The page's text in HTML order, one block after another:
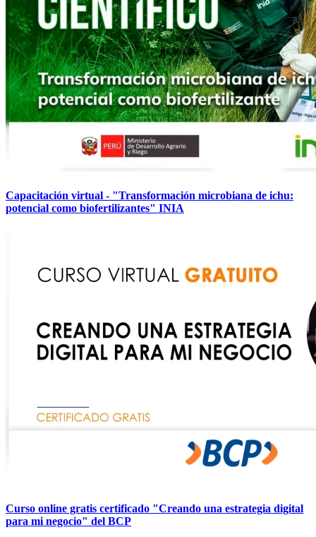
Capacitación virtual - "Transformación microbiana de ichu:
potencial como biofertilizantes" INIA
Curso online gratis certificado "Creando una estrategia digital
para mi negocio" del BCP